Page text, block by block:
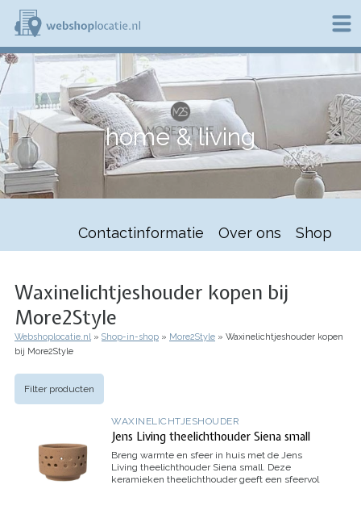
Overslaan
naar
de
inhoud
gaan
W
h
o
p
l
o
c
l
home & living
Contactinformatie Over ons Shop
Waxinelichtjeshouder kopen bij
More2Style
Kruimelpad
Webshoplocatie.nl Shop-in-shop More2Style
Waxinelichtjeshouder kopen
bij More2Style
Filter producten
WAXINELICHTJESHOUDER
Jens Living theelichthouder Siena small
Breng warmte en sfeer in huis met de Jens
Living theelichthouder Siena small. Deze
keramieken theelichthouder geeft een sfeervol